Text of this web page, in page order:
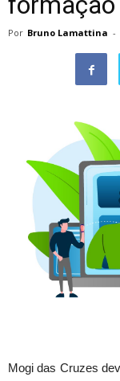
Por Bruno Lamattina -
Mogi das Cruzes